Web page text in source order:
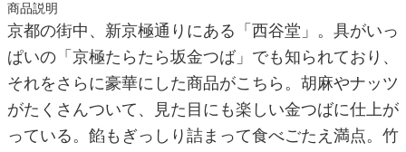
商品説明
京都の街中、新京極通りにある「西谷堂」。具がいっ
ぱいの「京極たらたら坂金つば」でも知られており、
それをさらに豪華にした商品がこちら。胡麻やナッツ
がたくさんついて、見た目にも楽しい金つばに仕上が
っている。餡もぎっしり詰まって食べごたえ満点。竹